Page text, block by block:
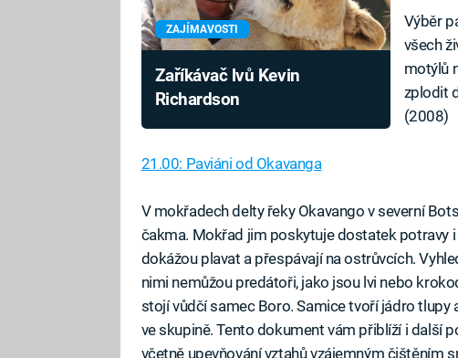
ZAJÍMAVOSTI
Zaříkávač lvů Kevin
Richardson
Výběr
všech
motýlů
zplodit
(2008)
21.00: Paviáni od Okavanga
V mokřadech delty řeky Okavango v severní
čakma. Mokřad jim poskytuje dostatek potravy i
dokážou plavat a přespávají na ostrůvcích.
nimi nemůžou predátoři, jako jsou lvi nebo
stojí vůdčí samec Boro. Samice tvoří jádro tlupy
ve skupině. Tento dokument vám přiblíží i další
včetně upevňování vztahů vzájemným čištěním